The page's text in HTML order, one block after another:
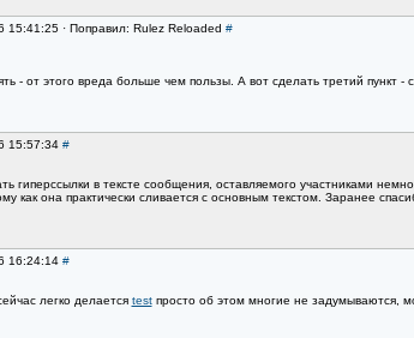
15:41:25 · Поправил: Rulez Reloaded #
- от этого вреда больше чем пользы. А вот сделать третий пункт
15:57:34 #
гиперссылки в тексте сообщения, оставляемого участниками
как она практически сливается с основным текстом. Заранее
16:24:14 #
легко делается testпросто об этом многие не задумываются,